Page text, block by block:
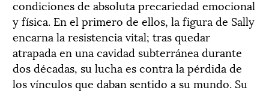
condiciones de absoluta precariedad emocional
y física. En el primero de ellos, la figura de Sally
encarna la resistencia vital; tras quedar
atrapada en una cavidad subterránea durante
dos décadas, su lucha es contra la pérdida de
los vínculos que daban sentido a su mundo. Su